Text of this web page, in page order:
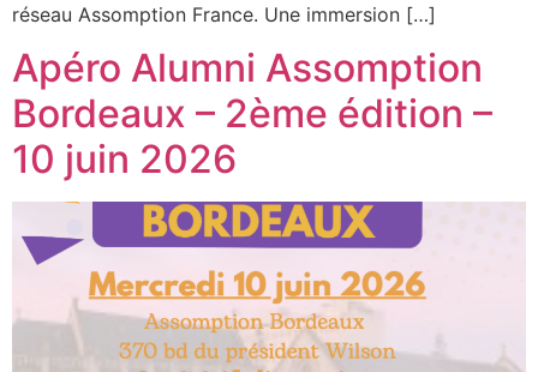
réseau Assomption France. Une immersion […]
Apéro Alumni Assomption
Bordeaux – 2ème édition –
10 juin 2026